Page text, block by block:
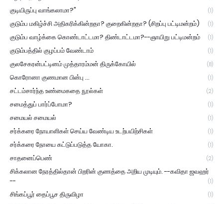
குடியிருப்பு வாங்கலாமா?" (1)
குடும்ப மகிழ்ச்சி அதிகரிக்கின்றதா? குறைகின்றதா? (சிறப்பு பட்டிமன்றம்) (1)
குடும்ப வாழ்க்கை கொண்டாட்டமா? திண்டாட்டமா?--ஞாயிறு பட்டிமன்றம் (1)
குடும்பத்தில் குழப்பம் வேண்டாம் (1)
குலசேகரன்பட்டினம் முத்தாரம்மன் திருக்கோயில் (8)
கொரோனா குணமான பின்பு ... (1)
சட்டம்சார்ந்த உண்மைகதை நூல்கள் (2)
சமைத்துப் பார்ப்போமா? (1)
சமையல் சமையல் (1)
சர்க்கரை நோயாளிகள் செய்ய வேண்டிய உடற்பயிற்சிகள் (1)
சர்க்கரை நோயை கட்டுப்படுத்த யோகா. (1)
சாதனைப்பெண் (2)
சிக்கலான நேரத்தில்தான் பிறரின் குணத்தை அறிய முடியும். --கவிதா ஜவஹர்
--
(1)
சிங்கப்பூர் தைப்பூச திருவிழா (1)